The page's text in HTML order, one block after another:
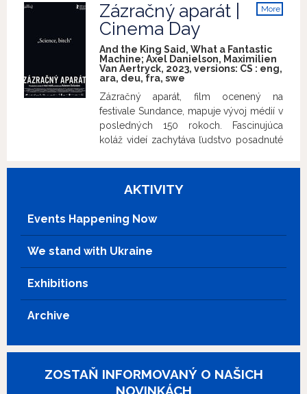
More
Zázračný aparát |
Cinema Day
And the King Said, What a Fantastic
Machine; Axel Danielson, Maximilien
Van Aertryck, 2023, versions: CS : eng,
ara, deu, fra, swe
Zázračný aparát, film ocenený na
festivale Sundance, mapuje vývoj médií v
posledných 150 rokoch. Fascinujúca
koláž videí zachytáva ľudstvo posadnuté
virálne úryvky z našej kolektívnej
vizuálnej pamäte, ktoré prenášajú diváka
v čase, priestore a skúsenostiach. Táto
pohľadu na seba i svet okolo nás. Pútavý
Rubenom Östlundom (Štvorec,
Trojuholník smútku) prináša množstvo
schopní zájsť pre najviac „lajkov“ a
AKTIVITY
Events Happening Now
We stand with Ukraine
Exhibitions
Archive
ZOSTAŇ INFORMOVANÝ O NAŠICH
NOVINKÁCH